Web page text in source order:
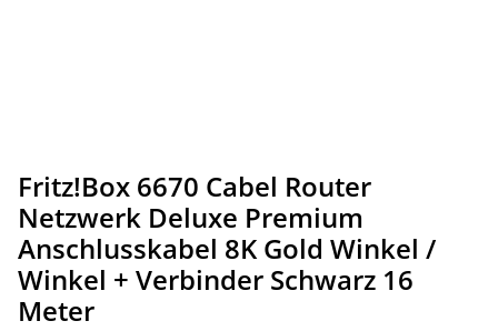
Fritz!Box 6670 Cabel Router
Netzwerk Deluxe Premium
Anschlusskabel 8K Gold Winkel /
Winkel + Verbinder Schwarz 16
Meter